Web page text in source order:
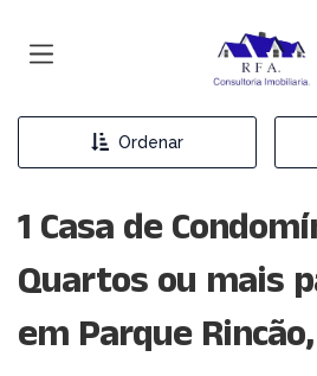
Página
Ordenar
1 Casa de
Quartos ou mais
em Parque